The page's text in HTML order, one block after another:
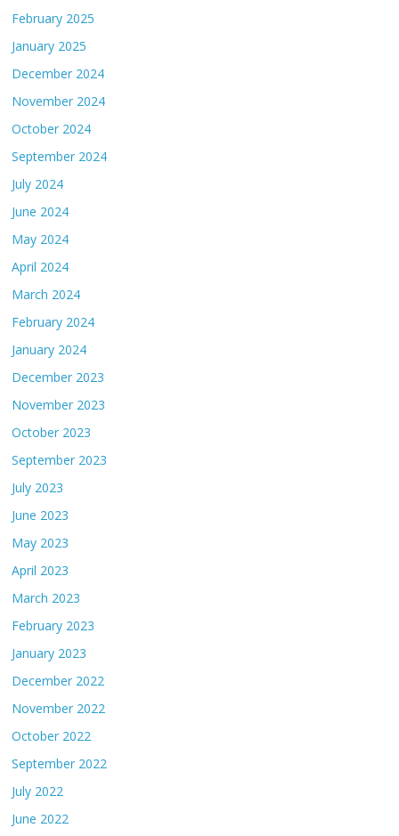
February 2025
January 2025
December 2024
November 2024
October 2024
September 2024
July 2024
June 2024
May 2024
April 2024
March 2024
February 2024
January 2024
December 2023
November 2023
October 2023
September 2023
July 2023
June 2023
May 2023
April 2023
March 2023
February 2023
January 2023
December 2022
November 2022
October 2022
September 2022
July 2022
June 2022